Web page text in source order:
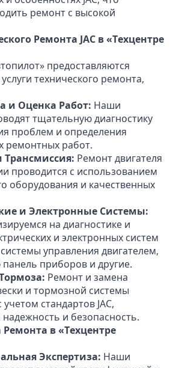
ремонт с высокой
Ремонта JAC в «Техцентре
предоставляются
технического ремонта,
и Оценка Работ: Наши
тщательную диагностику
проблем и определения
ремонтных работ.
Трансмиссия: Ремонт двигателя
проводится с использованием
оборудования и качественных
и Электронные Системы:
на диагностике и
и электронных систем
системы управления двигателем,
приборов и другие.
Ремонт и замена
и тормозной системы
стандартов JAC,
и безопасность.
в «Техцентре
Экспертиза: Наши